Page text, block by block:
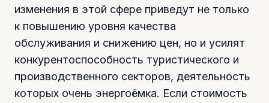
изменения в этой сфере приведут не только
к повышению уровня качества
обслуживания и снижению цен, но и усилят
конкурентоспособность туристического и
производственного секторов, деятельность
которых очень энергоёмка. Если стоимость